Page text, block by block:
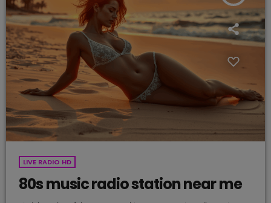
LIVE RADIO HD
80s music radio station near me